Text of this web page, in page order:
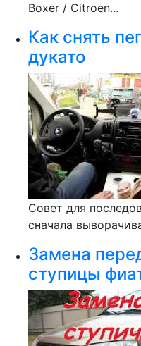
Boxer / Citroen...
Как снять
дукато
Совет для
сначала
Замена
ступицы